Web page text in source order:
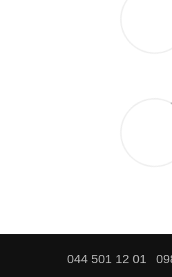
044 501 12 01